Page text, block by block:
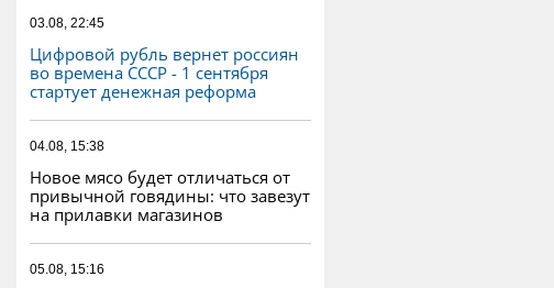
03.08, 22:45
Цифровой рубль вернет россиян
во времена СССР - 1 сентября
стартует денежная реформа
04.08, 15:38
Новое мясо будет отличаться от
привычной говядины: что завезут
на прилавки магазинов
05.08, 15:16